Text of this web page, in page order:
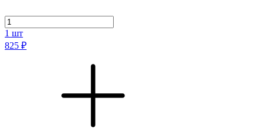
1 шт
825 ₽